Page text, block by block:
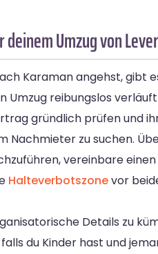
Umzug von
Karaman angehst,
Umzug reibungslos
gründlich prüfen und
Nachmieter zu suchen.
vereinbare
Halteverbotszonevor
Details zu
du Kinder hast und